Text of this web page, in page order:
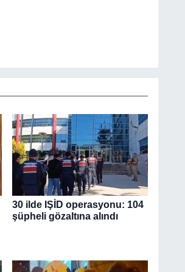
30 ilde IŞİD operasyonu: 104
şüpheli gözaltına alındı